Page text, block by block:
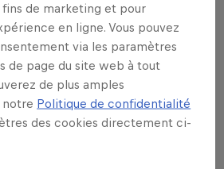
de marketing et pour
en ligne. Vous pouvez
via les paramètres
de page du site web à tout
de plus amples
notre Politique de confidentialité
des cookies directement ci-